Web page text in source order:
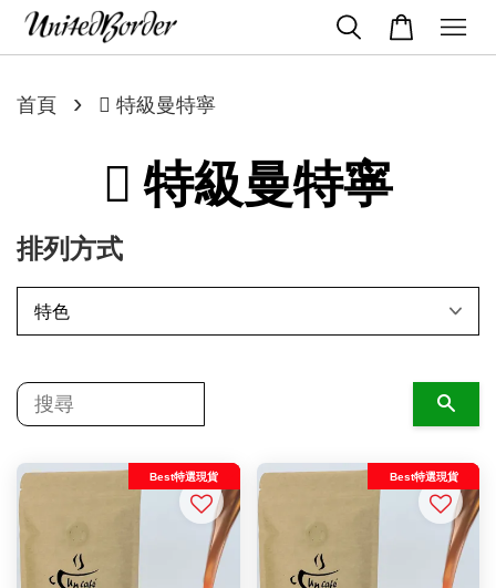
首頁 ›  特級曼特寧
 特級曼特寧
排列方式
Best特選現貨 Best特選現貨